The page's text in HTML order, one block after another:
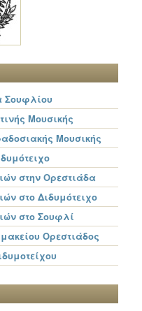
Σουφλίου
Μουσικής
Μουσικής
στην Ορεστιάδα
στο Διδυμότειχο
στο Σουφλί
Ορεστιάδος